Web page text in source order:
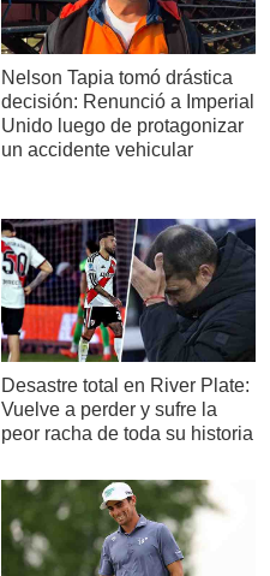
Nelson Tapia tomó drástica
decisión: Renunció a Imperial
Unido luego de protagonizar
un accidente vehicular
Desastre total en River Plate:
Vuelve a perder y sufre la
peor racha de toda su historia